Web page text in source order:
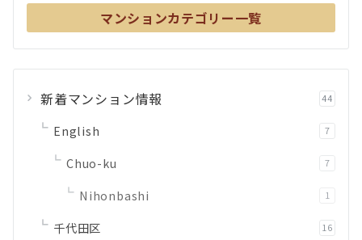
マンションカテゴリー一覧
新着マンション情報 44
English 7
Chuo-ku 7
Nihonbashi 1
千代田区 16